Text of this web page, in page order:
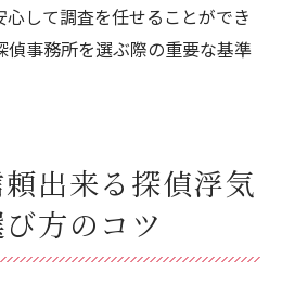
して調査を任せることができ
偵事務所を選ぶ際の重要な基準
出来る探偵浮気
方のコツ